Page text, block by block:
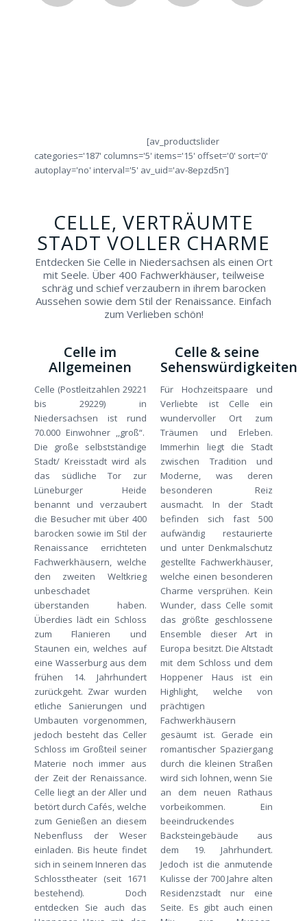
Erleben
Probieren
Lassen
[av_productslider
categories='187' columns='5' items='15' offset='0' sort='0'
autoplay='no' interval='5' av_uid='av-8epzd5n']
CELLE, VERTRÄUMTE
STADT VOLLER CHARME
Entdecken Sie Celle in Niedersachsen als einen Ort
mit Seele. Über 400 Fachwerkhäuser, teilweise
schräg und schief verzaubern in ihrem barocken
Aussehen sowie dem Stil der Renaissance. Einfach
zum Verlieben schön!
Celle im
Allgemeinen
Celle (Postleitzahlen 29221
bis 29229) in
Niedersachsen ist rund
70.000 Einwohner ,,groß“.
Die große selbstständige
Stadt/ Kreisstadt wird als
das südliche Tor zur
Lüneburger Heide
benannt und verzaubert
die Besucher mit über 400
barocken sowie im Stil der
Renaissance errichteten
Fachwerkhäusern, welche
den zweiten Weltkrieg
unbeschadet
überstanden haben.
Überdies lädt ein Schloss
zum Flanieren und
Staunen ein, welches auf
eine Wasserburg aus dem
frühen 14. Jahrhundert
zurückgeht. Zwar wurden
etliche Sanierungen und
Umbauten vorgenommen,
jedoch besteht das Celler
Schloss im Großteil seiner
Materie noch immer aus
der Zeit der Renaissance.
Celle liegt an der Aller und
betört durch Cafés, welche
zum Genießen an diesem
Nebenfluss der Weser
einladen. Bis heute findet
sich in seinem Inneren das
Schlosstheater (seit 1671
bestehend). Doch
entdecken Sie auch das
Celle & seine
Sehenswürdigkeiten
Für Hochzeitspaare und
Verliebte ist Celle ein
wundervoller Ort zum
Träumen und Erleben.
Immerhin liegt die Stadt
zwischen Tradition und
Moderne, was deren
besonderen Reiz
ausmacht. In der Stadt
befinden sich fast 500
aufwändig restaurierte
und unter Denkmalschutz
gestellte Fachwerkhäuser,
welche einen besonderen
Charme versprühen. Kein
Wunder, dass Celle somit
das größte geschlossene
Ensemble dieser Art in
Europa besitzt. Die Altstadt
mit dem Schloss und dem
Hoppener Haus ist ein
Highlight, welche von
prächtigen
Fachwerkhäusern
gesäumt ist. Gerade ein
romantischer Spaziergang
durch die kleinen Straßen
wird sich lohnen, wenn Sie
an dem neuen Rathaus
vorbeikommen. Ein
beeindruckendes
Backsteingebäude aus
dem 19. Jahrhundert.
Jedoch ist die anmutende
Kulisse der 700 Jahre alten
Residenzstadt nur eine
Seite. Es gibt auch einen